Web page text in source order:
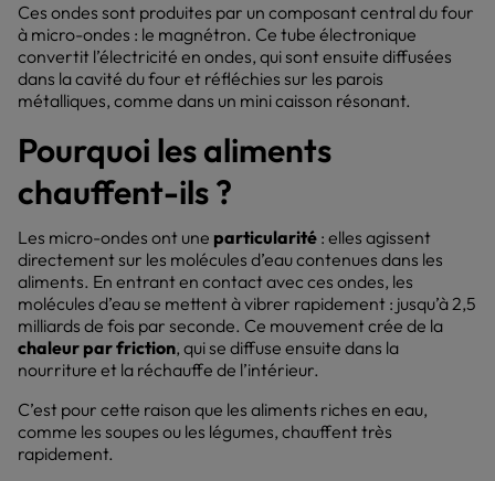
Ces ondes sont produites par un composant central du four
à micro-ondes : le magnétron. Ce tube électronique
convertit l’électricité en ondes, qui sont ensuite diffusées
dans la cavité du four et réfléchies sur les parois
métalliques, comme dans un mini caisson résonant.
Pourquoi les aliments
chauffent-ils ?
Les micro-ondes ont une particularité : elles agissent
directement sur les molécules d’eau contenues dans les
aliments. En entrant en contact avec ces ondes, les
molécules d’eau se mettent à vibrer rapidement : jusqu’à 2,5
milliards de fois par seconde. Ce mouvement crée de la
chaleur par friction, qui se diffuse ensuite dans la
nourriture et la réchauffe de l’intérieur.
C’est pour cette raison que les aliments riches en eau,
comme les soupes ou les légumes, chauffent très
rapidement.